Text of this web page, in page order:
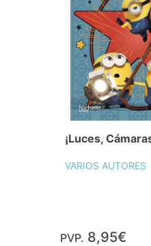
¡Luces,
VARIOS AUTORES
PVP. 8,95€